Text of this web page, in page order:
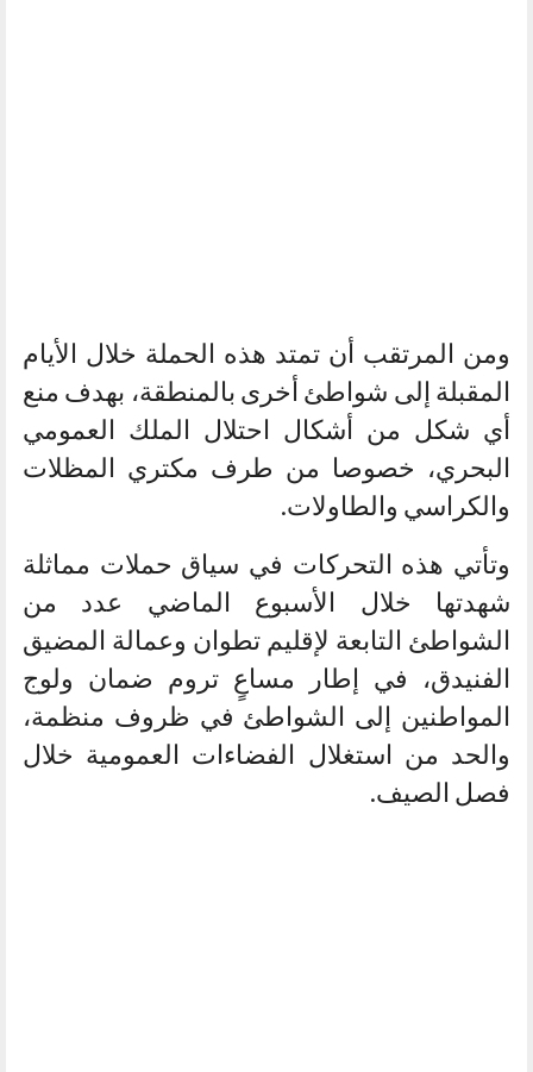
ومن المرتقب أن تمتد هذه الحملة خلال الأيام
المقبلة إلى شواطئ أخرى بالمنطقة، بهدف منع
أي شكل من أشكال احتلال الملك العمومي
البحري، خصوصا من طرف مكتري المظلات
والكراسي والطاولات.
وتأتي هذه التحركات في سياق حملات مماثلة
شهدتها خلال الأسبوع الماضي عدد من
الشواطئ التابعة لإقليم تطوان وعمالة المضيق
الفنيدق، في إطار مساعٍ تروم ضمان ولوج
المواطنين إلى الشواطئ في ظروف منظمة،
والحد من استغلال الفضاءات العمومية خلال
فصل الصيف.